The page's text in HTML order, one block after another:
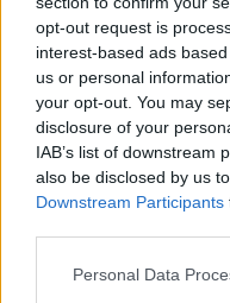
opt-out request is
interest-based ads
us or personal
your opt-out. You may
disclosure of your
IAB’s list of downstream
also be disclosed by us
Downstream Participants
Personal Data
avtorji in založbe iz
bodo predstavljene
video posnetki, ki
pripravil Silvo
Knjižnica Velenje
Prost vstop